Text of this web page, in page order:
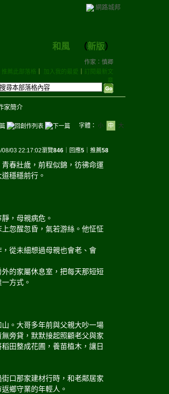
網路城邦
和風 （新版）
家簡介
推薦此部落格 加入我的最愛
訂閱最新文
章
作家：慎卿
字體： 小 中 大
08/03 22:17:02瀏覽846 ｜回應5 ｜推薦58
春壯歲，前程似錦，彷彿命運
穩穩前行。
，母親病危。
忽醒忽昏，氣若游絲。他怔怔
從未細想過母親也會老、會
的家屬休息室，把每天那短短
方式。
。大哥多年前與父親大吵一場
旁貸，默默接起照顧老父與家
田整成花圃，養苗植木，讓日
口那家建材行時，和老鄰居家
鄉守業的年輕人。